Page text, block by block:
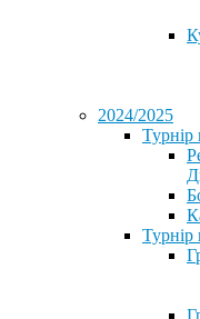
2024/2025
Турнір
Турнір